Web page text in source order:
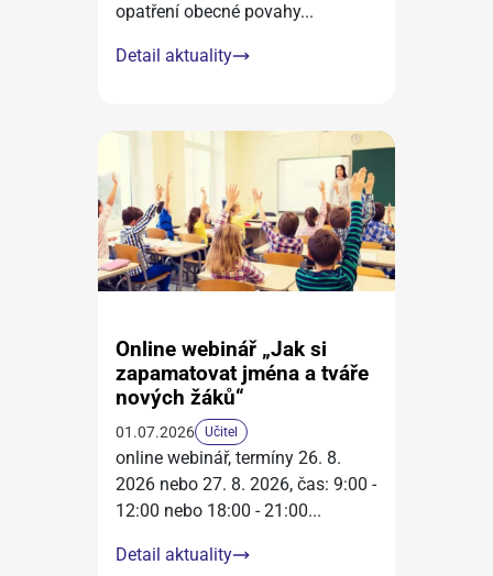
opatření obecné povahy...
Detail aktuality
Online webinář „Jak si
zapamatovat jména a tváře
nových žáků“
01.07.2026 Učitel
online webinář, termíny 26. 8.
2026 nebo 27. 8. 2026, čas: 9:00 -
12:00 nebo 18:00 - 21:00...
Detail aktuality